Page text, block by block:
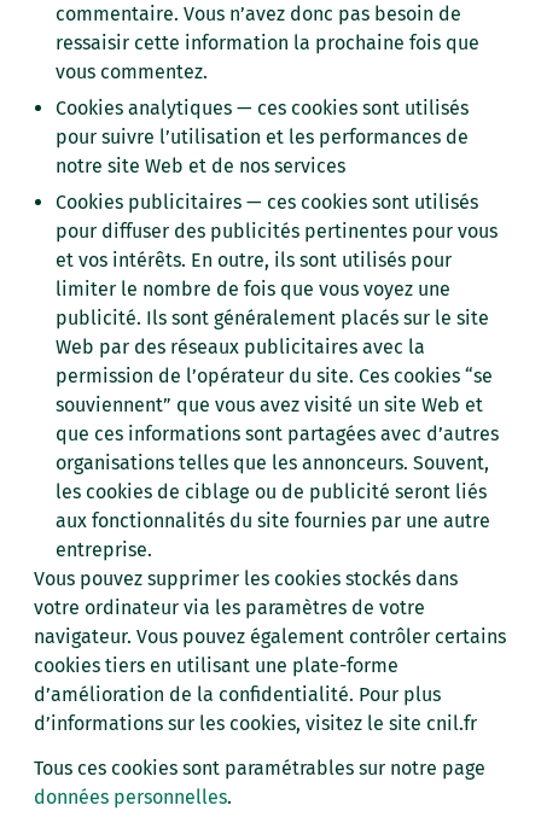
commentaire. Vous n’avez donc pas besoin de
ressaisir cette information la prochaine fois que
vous commentez.
Cookies analytiques — ces cookies sont utilisés
pour suivre l’utilisation et les performances de
notre site Web et de nos services
Cookies publicitaires — ces cookies sont utilisés
pour diffuser des publicités pertinentes pour vous
et vos intérêts. En outre, ils sont utilisés pour
limiter le nombre de fois que vous voyez une
publicité. Ils sont généralement placés sur le site
Web par des réseaux publicitaires avec la
permission de l’opérateur du site. Ces cookies “se
souviennent” que vous avez visité un site Web et
que ces informations sont partagées avec d’autres
organisations telles que les annonceurs. Souvent,
les cookies de ciblage ou de publicité seront liés
aux fonctionnalités du site fournies par une autre
entreprise.
Vous pouvez supprimer les cookies stockés dans
votre ordinateur via les paramètres de votre
navigateur. Vous pouvez également contrôler certains
cookies tiers en utilisant une plate-forme
d’amélioration de la confidentialité. Pour plus
d’informations sur les cookies, visitez le site cnil.fr
Tous ces cookies sont paramétrables sur notre page
données personnelles.